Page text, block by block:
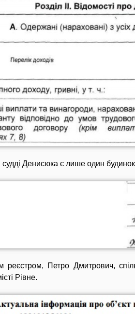
Денисюка є лише один
реєстром, Петро Дмитрович,
Рівне.